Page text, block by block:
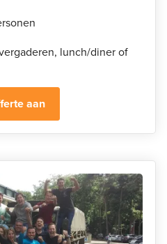
lunch/diner of
aan